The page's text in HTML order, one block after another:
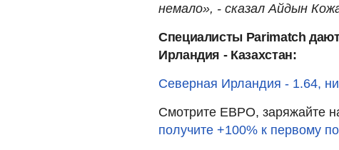
немало», - сказал Айдын
Специалисты Parimatch
Ирландия - Казахстан:
Северная Ирландия - 1.64,
Смотрите ЕВРО, заряжайте
получите +100% к первому